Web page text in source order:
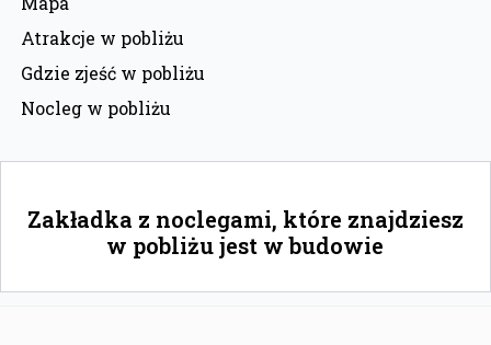
Atrakcje w pobliżu
Gdzie zjeść w pobliżu
Nocleg w pobliżu
Zakładka z noclegami, które znajdziesz
w pobliżu jest w budowie